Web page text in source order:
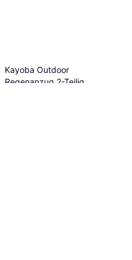
Kayoba Outdoor
Regenanzug 2-Teilig